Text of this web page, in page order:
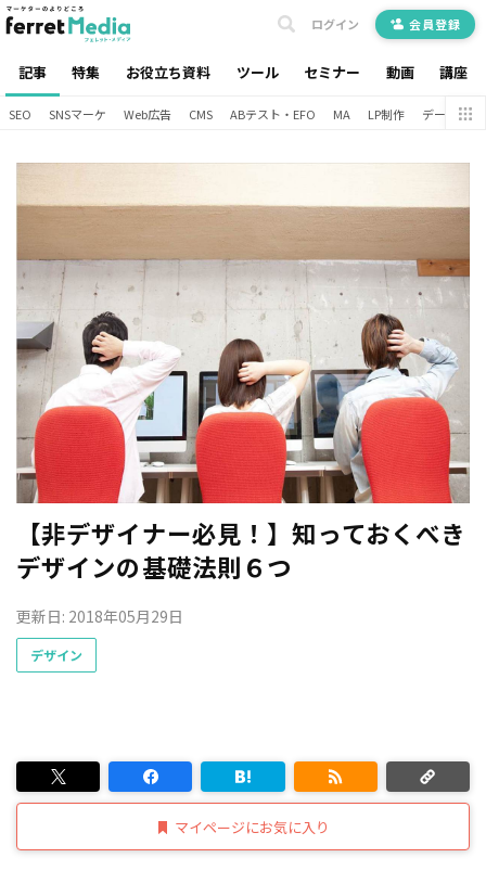
記事 特集 お役立ち資料 ツール セミナー 動画 講座
ログイン 会員登録
SEO SNSマーケ Web広告 CMS ABテスト・EFO MA LP制作 データ分析
【非デザイナー必見！】知っておくべき
デザインの基礎法則６つ
更新日: 2018年05月29日
デザイン
マイページにお気に入り